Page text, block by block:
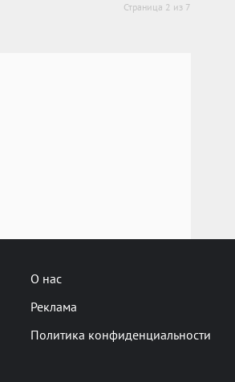
Страница 2 из 7
О нас
Реклама
Политика конфиденциальности